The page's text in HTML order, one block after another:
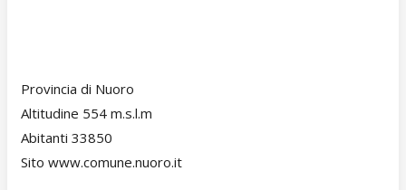
Provincia di Nuoro
Altitudine 554 m.s.l.m
Abitanti 33850
Sito www.comune.nuoro.it